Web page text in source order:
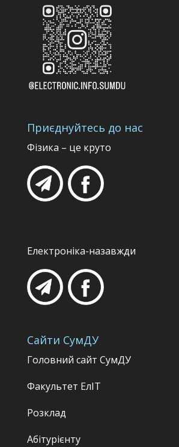
Приєднуйтесь до нас
Фізика – це круто
Електроніка-назавжди
Сайти СумДУ
Головний сайт СумДУ
Факультет ЕлІТ
Розклад
Абітурієнту